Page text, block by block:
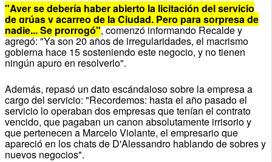
"Ayer se debería haber abierto la licitación del servicio
de grúas y acarreo de la Ciudad. Pero para sorpresa de
nadie... Se prorrogó", comenzó informando Recalde y
agregó: "Ya son 20 años de irregularidades, el macrismo
gobierna hace 15 sosteniendo este negocio, y no tienen
ningún apuro en resolverlo".
Además, repasó un dato escándaloso sobre la empresa a
cargo del servicio: "Recordemos: hasta el año pasado el
servicio lo operaban dos empresas que tenían el contrato
vencido, que pagaban un canon absolutamente irrisorio y
que pertenecen a Marcelo Violante, el empresario que
apareció en los chats de D'Alessandro hablando de sobres y
nuevos negocios".